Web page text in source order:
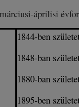
áprilisi
1844-ben
1848-ban
1880-ban
1895-ben